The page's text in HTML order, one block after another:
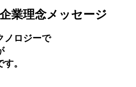
企業理念メッセージ
ノロジーで
。